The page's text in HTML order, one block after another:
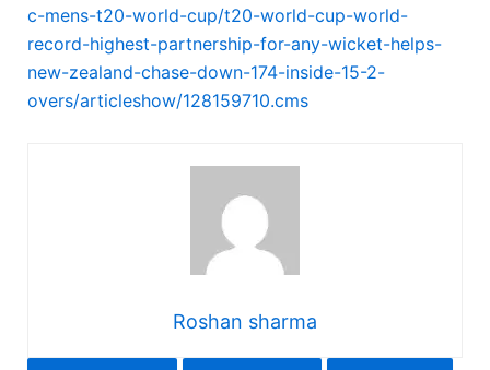
c-mens-t20-world-cup/t20-world-cup-world-
record-highest-partnership-for-any-wicket-helps-
new-zealand-chase-down-174-inside-15-2-
overs/articleshow/128159710.cms
Roshan sharma